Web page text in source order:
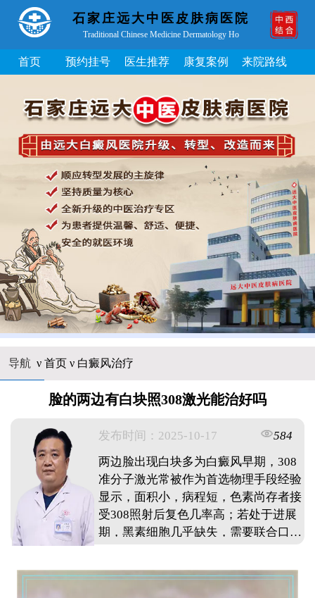
石家庄远大中医皮肤病医院
Traditional Chinese Medicine Dermatology Ho
首页 预约挂号 医生推荐 康复案例 来院路线
导航 ν 首页ν 白癜风治疗
脸的两边有白块照308激光能治好吗
发布时间：2025-10-17
584
两边脸出现白块多为白癜风早期，308
准分子激光常被作为首选物理手段经验
显示，面积小，病程短，色素尚存者接
受308照射后复色几率高；若处于进展
期，黑素细胞几乎缺失，需要联合口服
个体体质，日常护理，情绪管理密切相